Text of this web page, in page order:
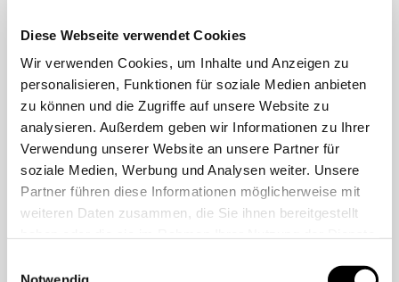
Diese Webseite verwendet Cookies
Wir verwenden Cookies, um Inhalte und Anzeigen zu
personalisieren, Funktionen für soziale Medien anbieten
zu können und die Zugriffe auf unsere Website zu
analysieren. Außerdem geben wir Informationen zu Ihrer
Verwendung unserer Website an unsere Partner für
soziale Medien, Werbung und Analysen weiter. Unsere
Partner führen diese Informationen möglicherweise mit
weiteren Daten zusammen, die Sie ihnen bereitgestellt
"Dynamic Pricing"
Immer mehr Verbraucher kaufen Produkte im
Internet. Verwunderlich ist, dass sich die
Preise für ein und dasselbe Produkt häufig
ändern. Dabei spielen viele Faktoren eine Rolle,
welcher Preis dem Verbraucher online